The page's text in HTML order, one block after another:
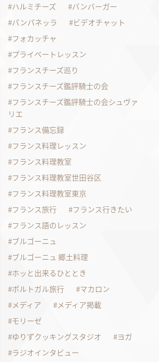
ハルミチーズ
バンバーガー
パンパネッラ
ビデオチャット
フォカッチャ
プライベートレッスン
フランスチーズ巡り
フランスチーズ鑑評騎士の会
フランスチーズ鑑評騎士の会シュヴァ
リエ
フランス備忘録
フランス料理レッスン
フランス料理教室
フランス料理教室世田谷区
フランス料理教室東京
フランス旅行
フランス行きたい
フランス語のレッスン
ブルゴーニュ
ブルゴーニュ 郷土料理
ホッと出来るひととき
ポルトガル旅行
マカロン
メディア
メディア掲載
モリーゼ
ゆりずクッキングスタジオ
ヨガ
ラジオインタビュー